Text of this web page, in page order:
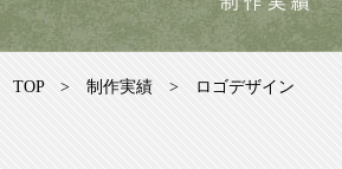
TOP > 制作実績 > ロゴデザイン